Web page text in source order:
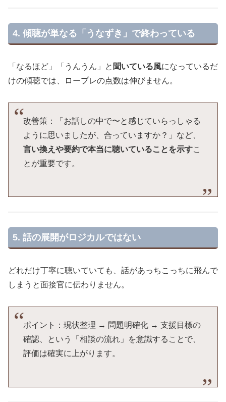
4. 傾聴が単なる「うなずき」で終わっている
「なるほど」「うんうん」と 聞いている風になっているだ
けの傾聴では、ロープレの点数は伸びません。
改善策：「お話しの中で〜と感じていらっしゃる
ように思いましたが、合っていますか？」など、
言い換えや要約で本当に聴いていることを示すこ
とが重要です。
5. 話の展開がロジカルではない
どれだけ丁寧に聴いていても、話があっちこっちに飛んで
しまうと面接官に伝わりません。
ポイント：現状整理 → 問題明確化 → 支援目標の
確認、という「相談の流れ」を意識することで、
評価は確実に上がります。